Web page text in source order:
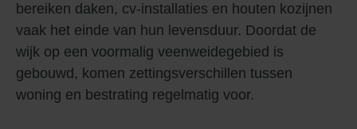
bereiken daken, cv-installaties en houten kozijnen
vaak het einde van hun levensduur. Doordat de
wijk op een voormalig veenweidegebied is
gebouwd, komen zettingsverschillen tussen
woning en bestrating regelmatig voor.